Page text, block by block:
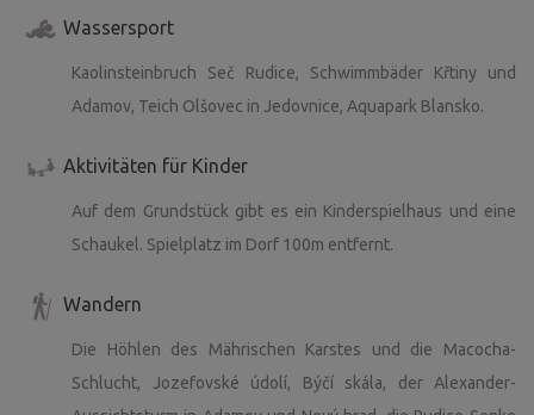
Wassersport
Kaolinsteinbruch Seč Rudice, Schwimmbäder Křtiny und
Adamov, Teich Olšovec in Jedovnice, Aquapark Blansko.
Aktivitäten für Kinder
Auf dem Grundstück gibt es ein Kinderspielhaus und eine
Schaukel. Spielplatz im Dorf 100m entfernt.
Wandern
Die Höhlen des Mährischen Karstes und die Macocha-
Schlucht, Jozefovské údolí, Býčí skála, der Alexander-